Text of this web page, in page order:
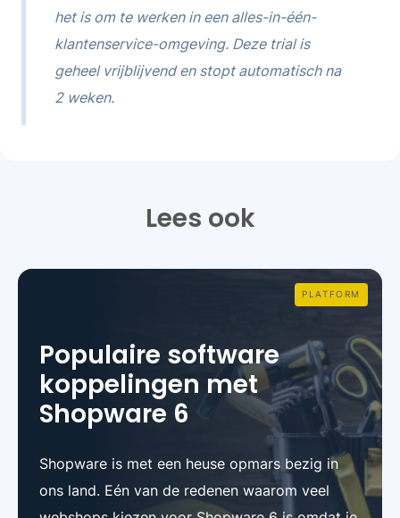
het is om te werken in een alles-in-één-
klantenservice-omgeving. Deze trial is
geheel vrijblijvend en stopt automatisch na
2 weken.
Lees ook
PLATFORM
Populaire software
koppelingen met
Shopware 6
Shopware is met een heuse opmars bezig in
ons land. Eén van de redenen waarom veel